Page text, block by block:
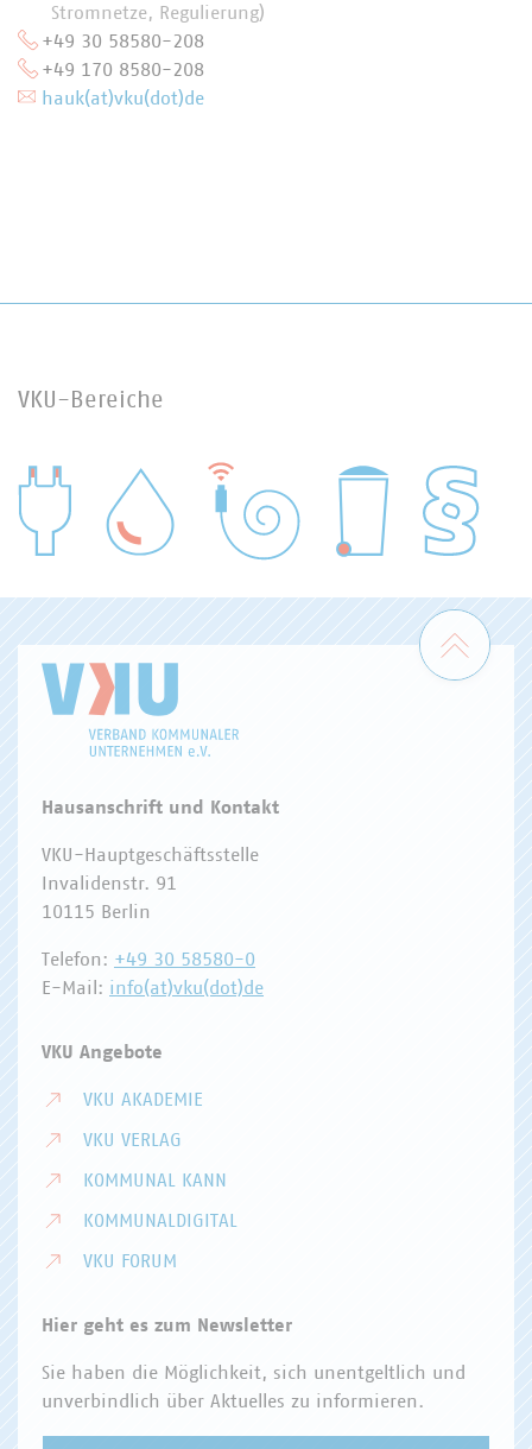
Stromnetze, Regulierung)
+49 30 58580-208
+49 170 8580-208
hauk(at)vku(dot)de
VKU-Bereiche
WASSER/ABWASSER
Zum
Hausanschrift und Kontakt
VKU-Hauptgeschäftsstelle
Invalidenstr. 91
10115 Berlin
Telefon: +49 30 58580-0
E-Mail: info(at)vku(dot)de
VKU Angebote
VKU AKADEMIE
VKU VERLAG
KOMMUNAL KANN
KOMMUNALDIGITAL
VKU FORUM
Hier geht es zum Newsletter
Sie haben die Möglichkeit, sich unentgeltlich und
unverbindlich über Aktuelles zu informieren.